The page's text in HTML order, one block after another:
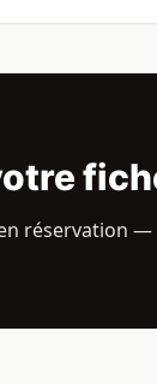
réservation